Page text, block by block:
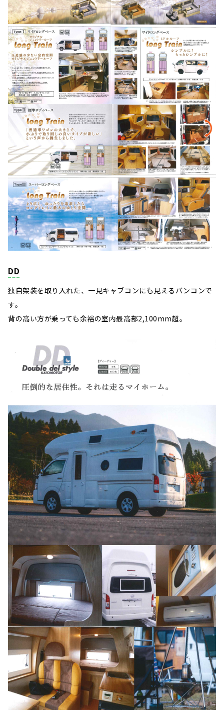
DD
独自架装を取り入れた、一見キャブコンにも見えるバンコンで
す。
背の高い方が乗っても余裕の室内最高部2,100mm超。